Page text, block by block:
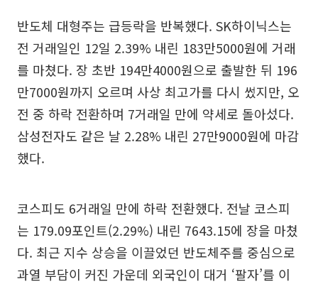
반도체 대형주는 급등락을 반복했다. SK하이닉스는
전 거래일인 12일 2.39% 내린 183만5000원에 거래
를 마쳤다. 장 초반 194만4000원으로 출발한 뒤 196
만7000원까지 오르며 사상 최고가를 다시 썼지만, 오
전 중 하락 전환하며 7거래일 만에 약세로 돌아섰다.
삼성전자도 같은 날 2.28% 내린 27만9000원에 마감
했다.
코스피도 6거래일 만에 하락 전환했다. 전날 코스피
는 179.09포인트(2.29%) 내린 7643.15에 장을 마쳤
다. 최근 지수 상승을 이끌었던 반도체주를 중심으로
과열 부담이 커진 가운데 외국인이 대거 ‘팔자’를 이